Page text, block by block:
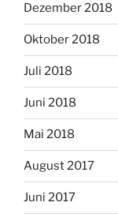
Dezember 2018
Oktober 2018
Juli 2018
Juni 2018
Mai 2018
August 2017
Juni 2017